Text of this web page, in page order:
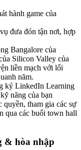
hành game của
đưa đón tận nơi, hợp
Bangalore của
Silicon Valley của
liền mạch với lối
năm.
ký LinkedIn Learning
năng của bạn
tham gia các sự
qua các buổi town hall
& hòa nhập